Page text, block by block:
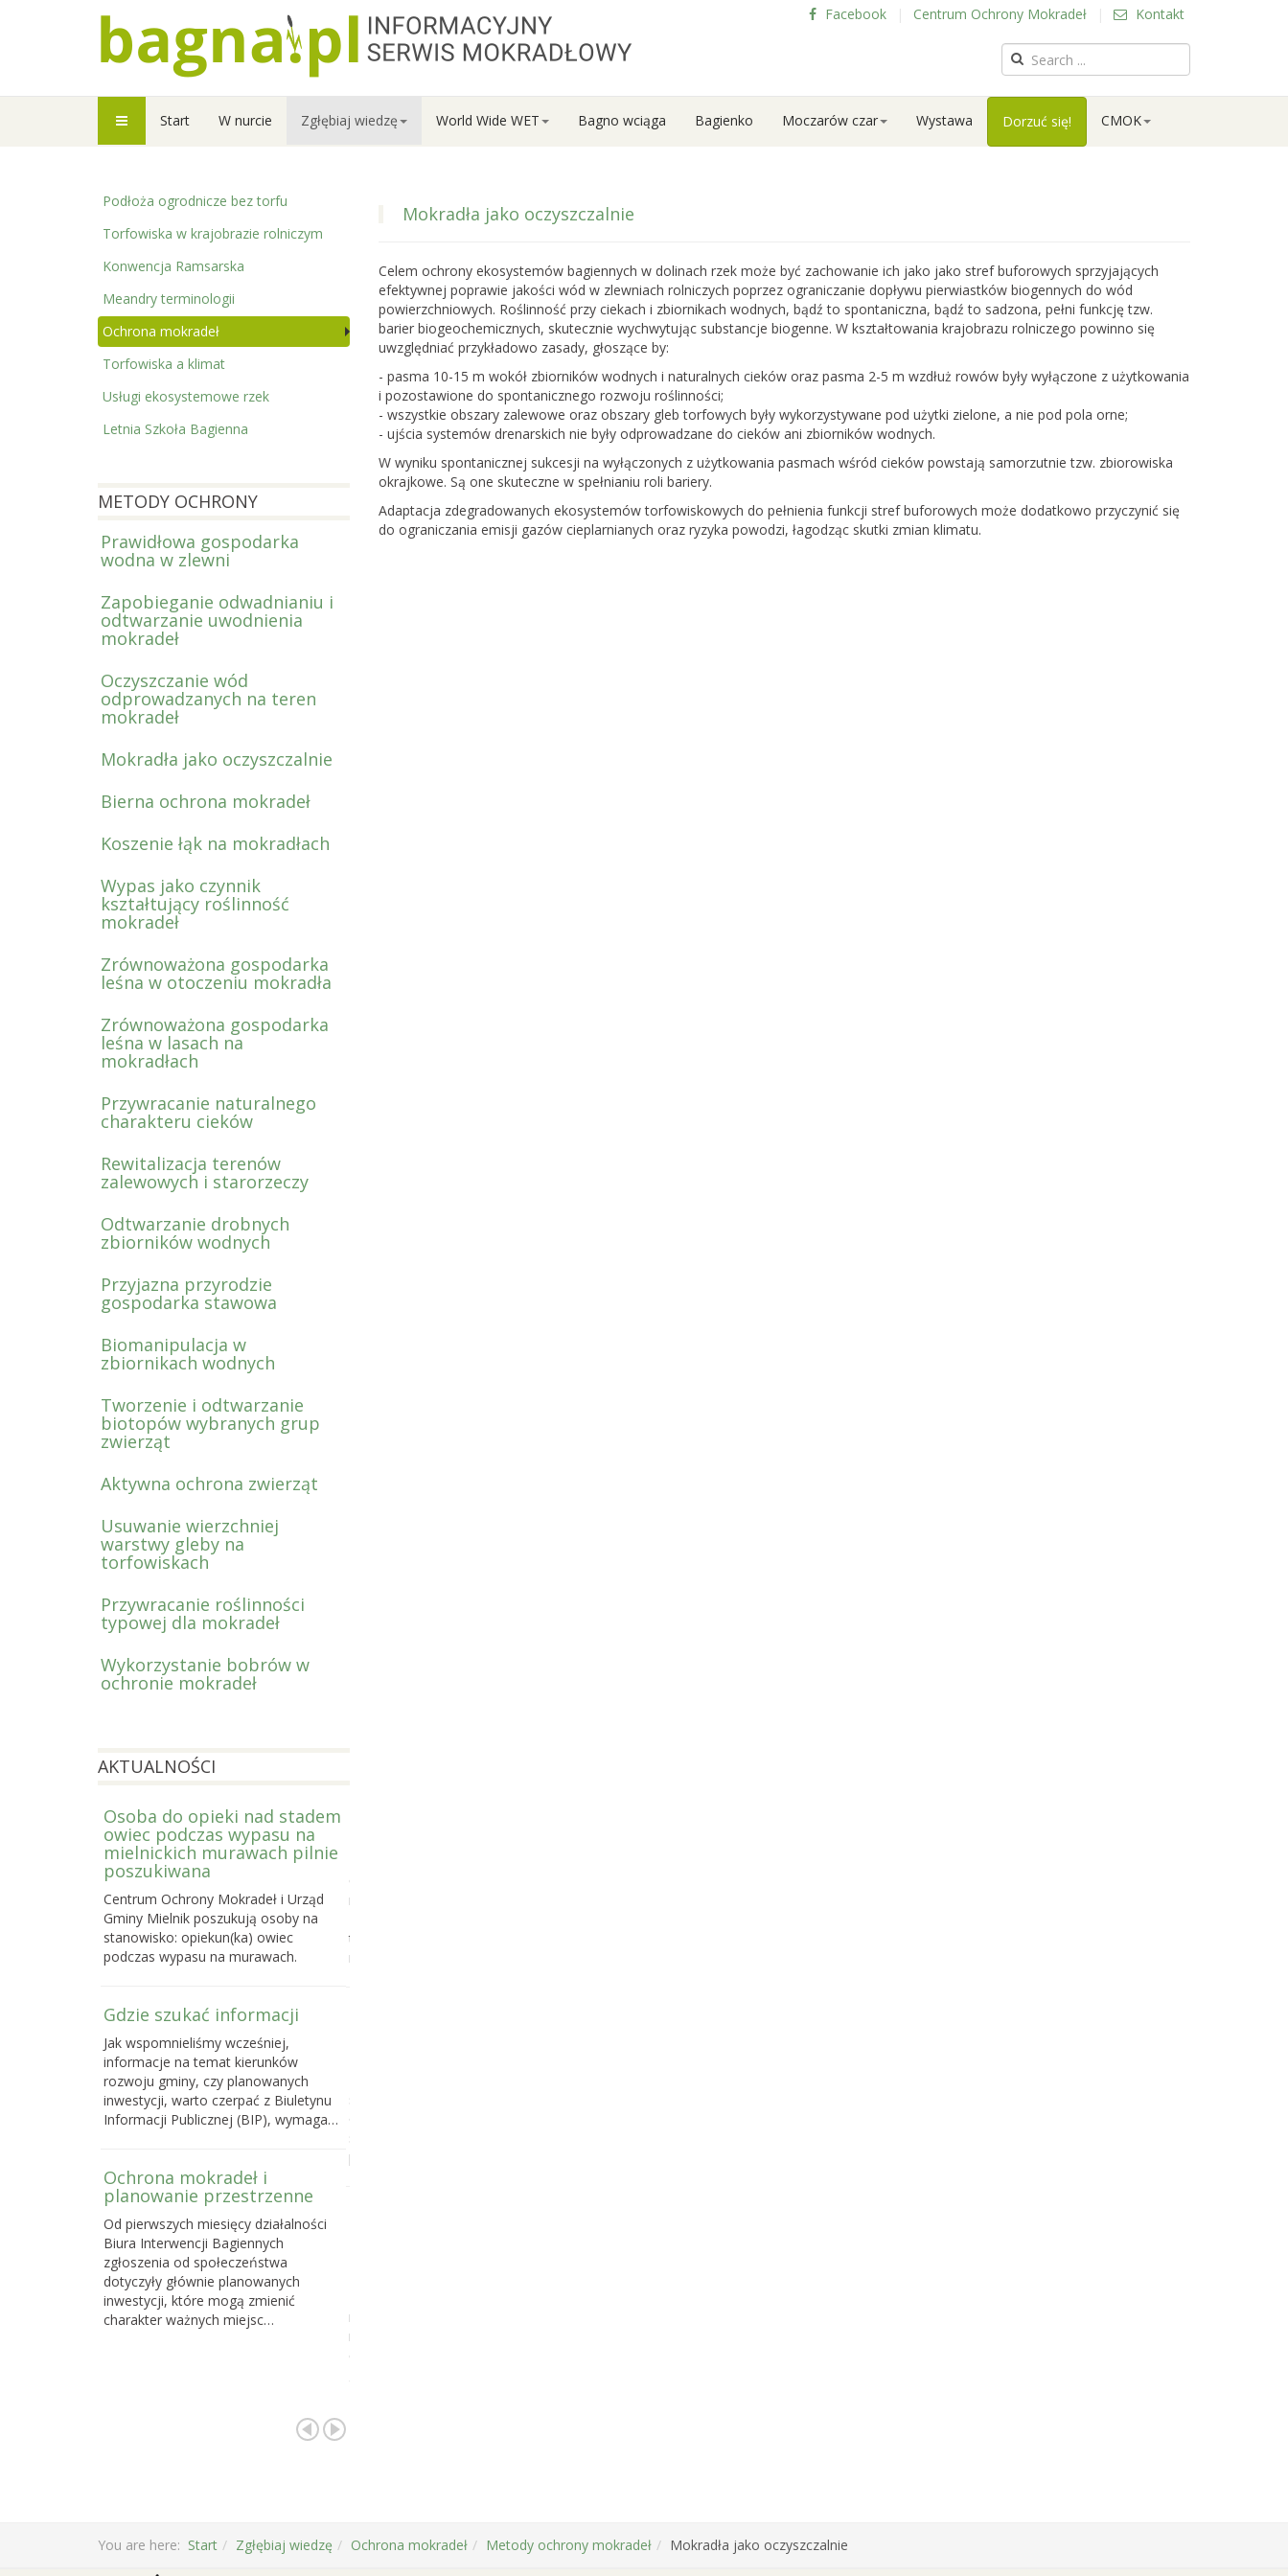
Facebook | Centrum Ochrony Mokradeł | Kontakt
Start W nurcie Zgłębiaj wiedzę World Wide WET Bagno wciąga Bagienko Moczarów czar Wystawa Dorzuć się! CMOK
Mokradła jako oczyszczalnie
Celem ochrony ekosystemów bagiennych w dolinach rzek może być zachowanie ich jako jako stref buforowych sprzyjających
efektywnej poprawie jakości wód w zlewniach rolniczych poprzez ograniczanie dopływu pierwiastków biogennych do wód
powierzchniowych. Roślinność przy ciekach i zbiornikach wodnych, bądź to spontaniczna, bądź to sadzona, pełni funkcję tzw.
barier biogeochemicznych, skutecznie wychwytując substancje biogenne. W kształtowania krajobrazu rolniczego powinno się
uwzględniać przykładowo zasady, głoszące by:
- pasma 10-15 m wokół zbiorników wodnych i naturalnych cieków oraz pasma 2-5 m wzdłuż rowów były wyłączone z użytkowania
i pozostawione do spontanicznego rozwoju roślinności;
- wszystkie obszary zalewowe oraz obszary gleb torfowych były wykorzystywane pod użytki zielone, a nie pod pola orne;
- ujścia systemów drenarskich nie były odprowadzane do cieków ani zbiorników wodnych.
W wyniku spontanicznej sukcesji na wyłączonych z użytkowania pasmach wśród cieków powstają samorzutnie tzw. zbiorowiska
okrajkowe. Są one skuteczne w spełnianiu roli bariery.
Adaptacja zdegradowanych ekosystemów torfowiskowych do pełnienia funkcji stref buforowych może dodatkowo przyczynić się
do ograniczania emisji gazów cieplarnianych oraz ryzyka powodzi, łagodząc skutki zmian klimatu.
Podłoża ogrodnicze bez torfu
Torfowiska w krajobrazie rolniczym
Konwencja Ramsarska
Meandry terminologii
Ochrona mokradeł
Torfowiska a klimat
Usługi ekosystemowe rzek
Letnia Szkoła Bagienna
METODY OCHRONY
Prawidłowa gospodarka
wodna w zlewni
Zapobieganie odwadnianiu i
odtwarzanie uwodnienia
mokradeł
Oczyszczanie wód
odprowadzanych na teren
mokradeł
Mokradła jako oczyszczalnie
Bierna ochrona mokradeł
Koszenie łąk na mokradłach
Wypas jako czynnik
kształtujący roślinność
mokradeł
Zrównoważona gospodarka
leśna w otoczeniu mokradła
Zrównoważona gospodarka
leśna w lasach na
mokradłach
Przywracanie naturalnego
charakteru cieków
Rewitalizacja terenów
zalewowych i starorzeczy
Odtwarzanie drobnych
zbiorników wodnych
Przyjazna przyrodzie
gospodarka stawowa
Biomanipulacja w
zbiornikach wodnych
Tworzenie i odtwarzanie
biotopów wybranych grup
zwierząt
Aktywna ochrona zwierząt
Usuwanie wierzchniej
warstwy gleby na
torfowiskach
Przywracanie roślinności
typowej dla mokradeł
Wykorzystanie bobrów w
ochronie mokradeł
AKTUALNOŚCI
Osoba do opieki nad stadem
owiec podczas wypasu na
mielnickich murawach pilnie
poszukiwana
Centrum Ochrony Mokradeł i Urząd
Gminy Mielnik poszukują osoby na
stanowisko: opiekun(ka) owiec
podczas wypasu na murawach.
Gdzie szukać informacji
Jak wspomnieliśmy wcześniej,
informacje na temat kierunków
rozwoju gminy, czy planowanych
inwestycji, warto czerpać z Biuletynu
Informacji Publicznej (BIP), wymaga…
Ochrona mokradeł i
planowanie przestrzenne
Od pierwszych miesięcy działalności
Biura Interwencji Bagiennych
zgłoszenia od społeczeństwa
dotyczyły głównie planowanych
inwestycji, które mogą zmienić
charakter ważnych miejsc…
Centrum Ochrony Mokradeł otwiera
nabór do trzeciej edycji Letniej Szkoły
terenowego kursu ekologii i ochrony
mokradeł, która…
o ochronie przyrody dającej
powstawania…
najskuteczniejsze interwencje mające
na celu ochronę tych niezwykle
cennych i ważnych siedlisk to te,
You are here: Start Zgłębiaj wiedzę Ochrona mokradeł Metody ochrony mokradeł Mokradła jako oczyszczalnie